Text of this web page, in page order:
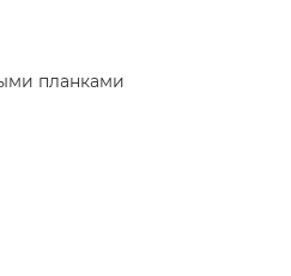
планками